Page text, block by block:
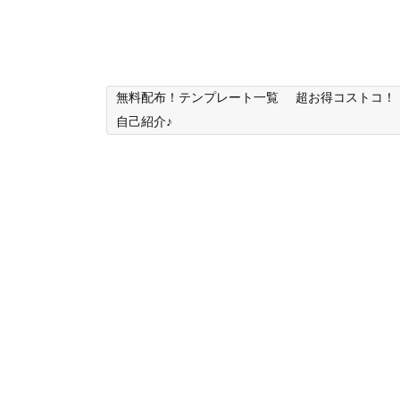
無料配布！テンプレート一覧
超お得コストコ！
自己紹介♪